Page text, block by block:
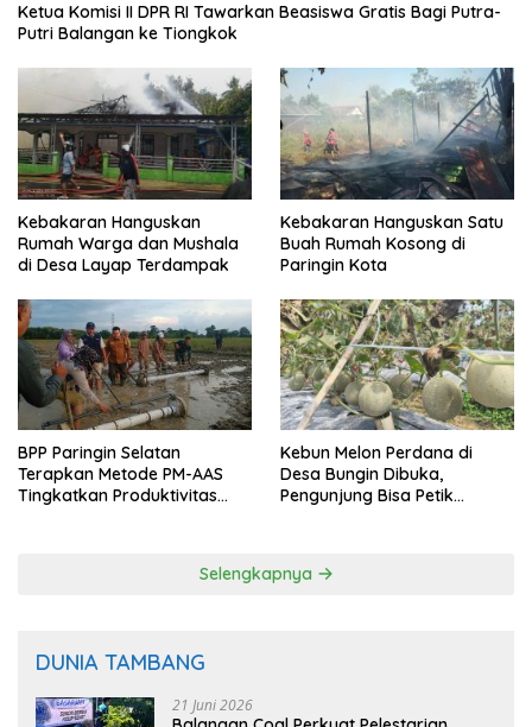
Ketua Komisi II DPR RI Tawarkan Beasiswa Gratis Bagi Putra-
Putri Balangan ke Tiongkok
Kebakaran Hanguskan
Rumah Warga dan Mushala
di Desa Layap Terdampak
Kebakaran Hanguskan Satu
Buah Rumah Kosong di
Paringin Kota
BPP Paringin Selatan
Terapkan Metode PM-AAS
Tingkatkan Produktivitas
Kebun Melon Perdana di
Desa Bungin Dibuka,
Pengunjung Bisa Petik
Selengkapnya
DUNIA TAMBANG
21 Juni 2026